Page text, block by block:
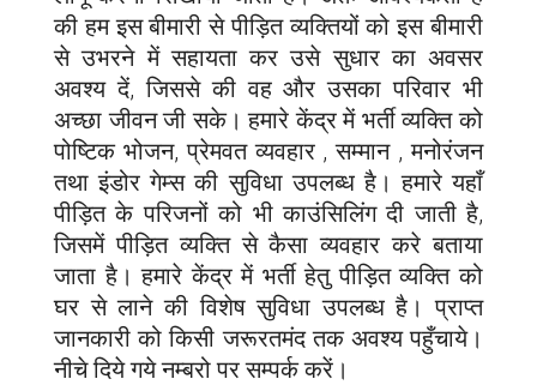
की हम इस बीमारी से पीड़ित व्यक्तियों को इस बीमारी
से उभरने में सहायता कर उसे सुधार का अवसर
अवश्य दें, जिससे की वह और उसका परिवार भी
अच्छा जीवन जी सके। हमारे केंद्र में भर्ती व्यक्ति को
पोष्टिक भोजन, प्रेमवत व्यवहार , सम्मान , मनोरंजन
तथा इंडोर गेम्स की सुविधा उपलब्ध है। हमारे यहाँ
पीड़ित के परिजनों को भी काउंसिलिंग दी जाती है,
जिसमें पीड़ित व्यक्ति से कैसा व्यवहार करे बताया
जाता है। हमारे केंद्र में भर्ती हेतु पीड़ित व्यक्ति को
घर से लाने की विशेष सुविधा उपलब्ध है। प्राप्त
जानकारी को किसी जरूरतमंद तक अवश्य पहुँचाये।
नीचे दिये गये नम्बरो पर सम्पर्क करें।